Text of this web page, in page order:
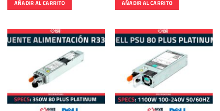
AÑADIR AL CARRITO AÑADIR AL CARRITO